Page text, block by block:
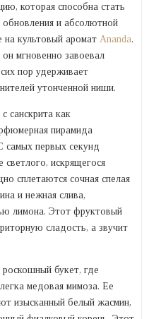
которая способна стать
обновления и абсолютной
на культовый аромат Ananda.
мгновенно завоевал
пор удерживает
утонченной ниши.
санскрита как
пирамида
самых первых секунд
искрящегося
сплетаются сочная спелая
и нежная слива,
лимона. Этот фруктовый
сладость, а звучит
роскошный букет, где
медовая мимоза. Ее
изысканный белый жасмин,